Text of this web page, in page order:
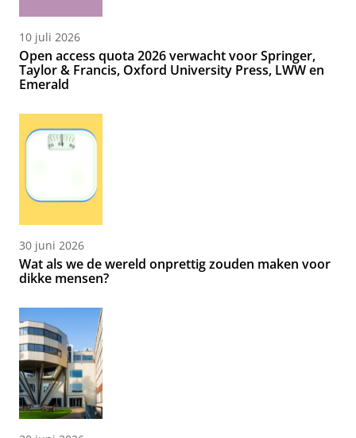
10 juli 2026
Open access quota 2026 verwacht voor Springer,
Taylor & Francis, Oxford University Press, LWW en
Emerald
30 juni 2026
Wat als we de wereld onprettig zouden maken voor
dikke mensen?